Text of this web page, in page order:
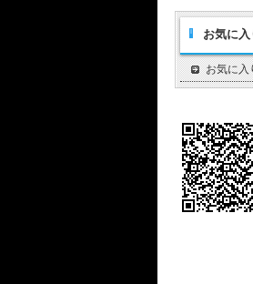
お気に入
お気に入